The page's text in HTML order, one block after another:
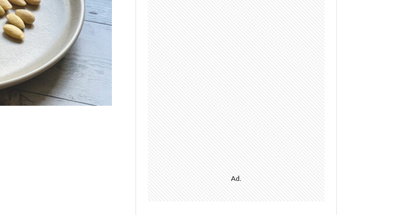
Ad.